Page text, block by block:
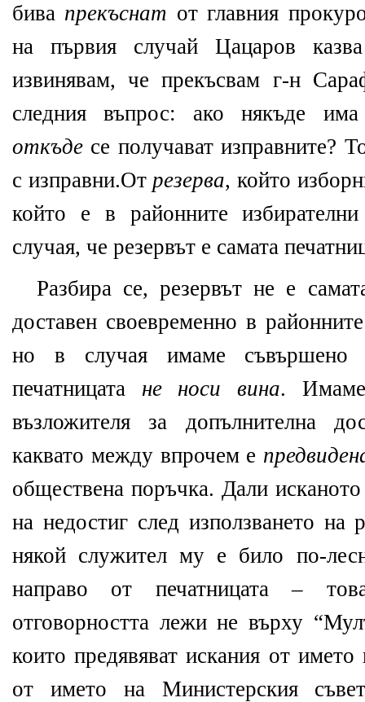
бива прекъснат от главния
на първия случай Цацаров
извинявам, че прекъсвам г-н
следния въпрос: ако някъде има
откъде се получават изправните?
с изправни.От резерва, който
който е в районните
случая, че резервът е самата
Разбира се, резервът не е
доставен своевременно в
но в случая имаме съвършено
печатницата не носи вина.
възложителя за допълнителна
каквато между впрочем е
обществена поръчка. Дали исканото
на недостиг след използването на
някой служител му е било по-
направо от печатницата –
отговорността лежи не върху
които предявяват искания от
от името на Министерския